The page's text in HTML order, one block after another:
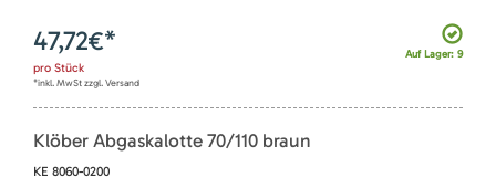
Auf Lager: 9
47,72€*
pro Stück
*inkl. MwSt zzgl. Versand
Klöber Abgaskalotte 70/110 braun
KE 8060-0200